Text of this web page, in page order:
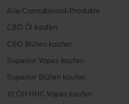
Alle Cannabinoid-Produkte
CBD Öl kaufen
CBD Blüten kaufen
Superior Vapes kaufen
Superior Blüten kaufen
10 OH HHC Vapes kaufen